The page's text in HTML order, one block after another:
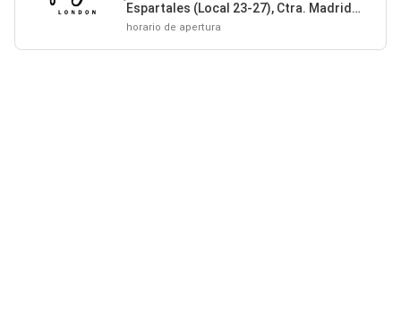
Espartales (Local 23-27), Ctra. Madrid
41309 Sevilla
horario de apertura